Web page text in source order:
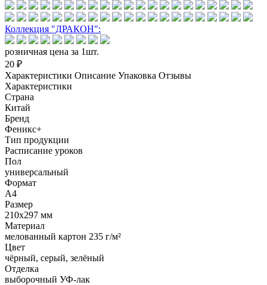
Коллекция "ДРАКОН":
розничная цена за 1шт.
20 ₽
Характеристики Описание Упаковка Отзывы
Характеристики
Страна
Китай
Бренд
Феникс+
Тип продукции
Расписание уроков
Пол
универсальный
Формат
А4
Размер
210x297 мм
Материал
мелованный картон 235 г/м²
Цвет
чёрный, серый, зелёный
Отделка
выборочный УФ-лак